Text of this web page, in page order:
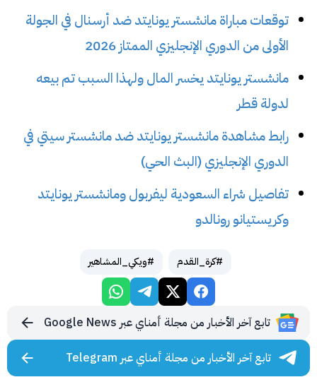
توقعات مباراة مانشستر يونايتد ضد أرسنال في الجولة
الأولى من الدوري الإنجليزي الممتاز 2026
مانشستر يونايتد يخسر المال ولهذا السبب تم بيعه
لدولة قطر
رابط مشاهدة مانشستر يونايتد ضد مانشستر سيتي في
الدوري الإنجليزي (البث الحي)
تفاصيل شراء السعودية ليفربول ومانشستر يونايتد
وكريستيانو رونالدو
#كرة_القدم #ويكي_المشاهير
تابع آخر الأخبار من مجلة أمناي عبر Google News
تابع آخر الأخبار من مجلة أمناي عبر Telegram